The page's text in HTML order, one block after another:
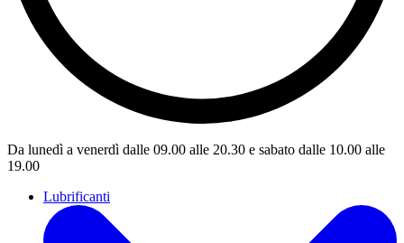
Da lunedì a venerdì dalle 09.00 alle 20.30 e sabato dalle 10.00 alle
19.00
Lubrificanti